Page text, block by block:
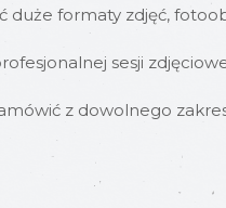
formaty zdjęć,
sesji
z dowolnego